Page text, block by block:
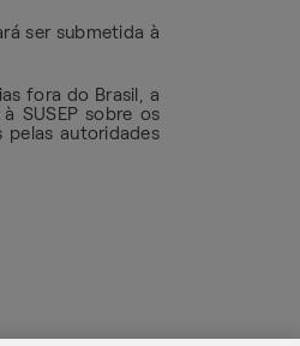
ser submetida à
fora do Brasil, a
SUSEP sobre os
pelas autoridades